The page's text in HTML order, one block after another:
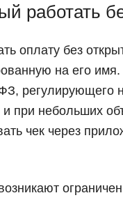
работать
оплату без
на его
регулирующего
при небольших
чек через